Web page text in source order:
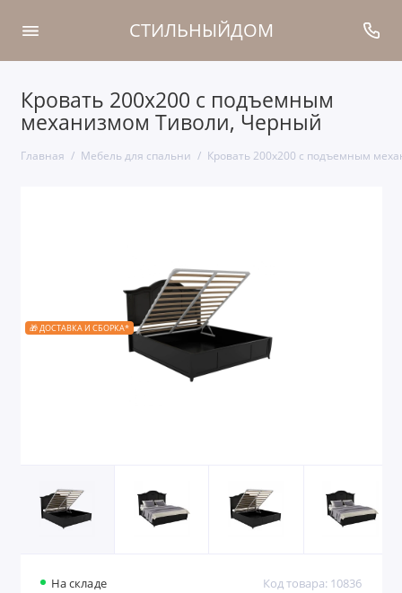
СТИЛЬНЫЙДОМ
Кровать 200x200 с подъемным
механизмом Тиволи, Черный
Главная Мебель для спальни Кровать 200x200 с подъемным
🎁 ДОСТАВКА И СБОРКА*
На складе Код товара: 10836